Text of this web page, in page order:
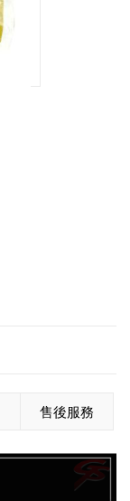
售後服務